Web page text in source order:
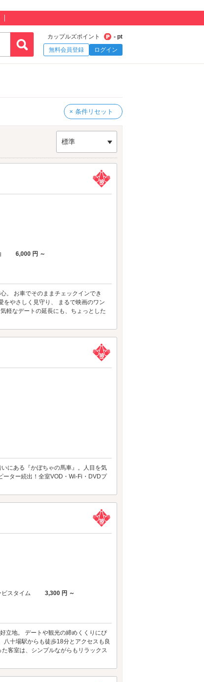
カップルズポイント
- pt
無料会員登録
ログイン
× 条件リセット
標準
6,000 円 ～
。 お車でそのままチェックインでき
をやさしく見守り、 まるで映画のワン
軽なデートの延長にも、ちょっとした
にある『かぼちゃの馬車』。人目を気
ーター続出！全室VOD・Wi-Fi・DVDプ
ビスタイム
3,300 円 ～
立地。 デートや観光の締めくくりにぴ
八十場駅からも徒歩18分とアクセスも良
客室は、シンプルながらもリラックス